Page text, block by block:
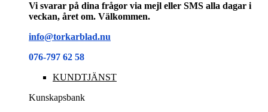
Vi svarar på dina frågor via mejl eller SMS alla dagar i
veckan, året om. Välkommen.
info@torkarblad.nu
076-797 62 58
KUNDTJÄNST
Kunskapsbank